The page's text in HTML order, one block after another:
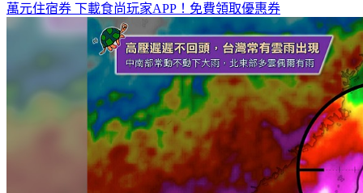
萬元住宿券 下載食尚玩家APP！免費領取優惠券